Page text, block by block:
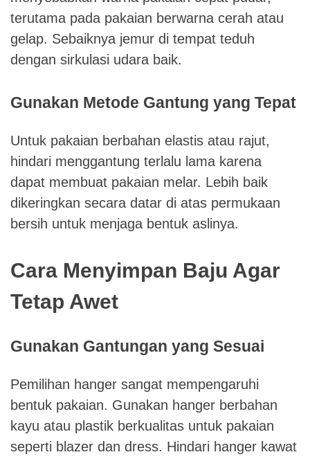
terutama pada pakaian berwarna cerah atau
gelap. Sebaiknya jemur di tempat teduh
dengan sirkulasi udara baik.
Gunakan Metode Gantung yang Tepat
Untuk pakaian berbahan elastis atau rajut,
hindari menggantung terlalu lama karena
dapat membuat pakaian melar. Lebih baik
dikeringkan secara datar di atas permukaan
bersih untuk menjaga bentuk aslinya.
Cara Menyimpan Baju Agar
Tetap Awet
Gunakan Gantungan yang Sesuai
Pemilihan hanger sangat mempengaruhi
bentuk pakaian. Gunakan hanger berbahan
kayu atau plastik berkualitas untuk pakaian
seperti blazer dan dress. Hindari hanger kawat